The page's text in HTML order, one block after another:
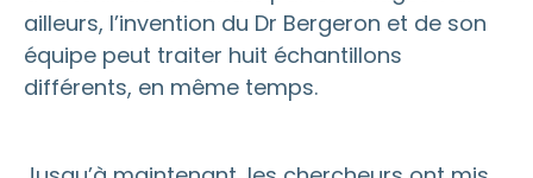
ailleurs, l’invention du Dr Bergeron et de son
équipe peut traiter huit échantillons
différents, en même temps.